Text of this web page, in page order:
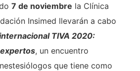
7 de noviembre la Clínica
Insimed llevarán a cabo
TIVA 2020:
, un encuentro
que tiene como